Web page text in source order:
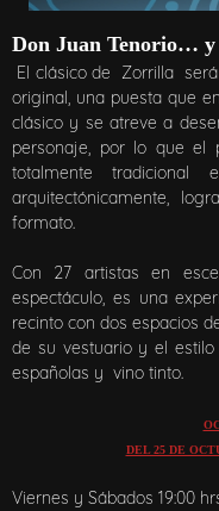
Don Juan Tenorio… y
El clásico de Zorrilla
original, una puesta que
clásico y se atreve a
personaje, por lo que el
totalmente
arquitectónicamente,
formato.
Con 27 artistas en
espectáculo, es una
recinto con dos espacios
de su vestuario y el estilo
españolas y vino tinto.
DEL 25 DE
Viernes y Sábados 19:00